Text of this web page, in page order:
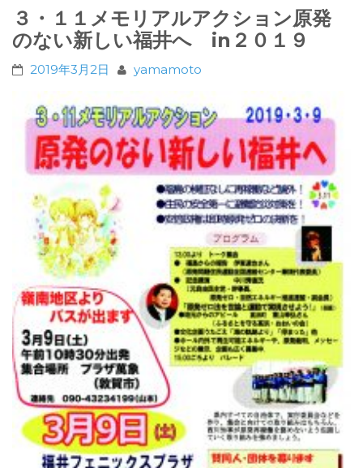
３・１１メモリアルアクション原発
のない新しい福井へ in２０１９
2019年3月2日 yamamoto